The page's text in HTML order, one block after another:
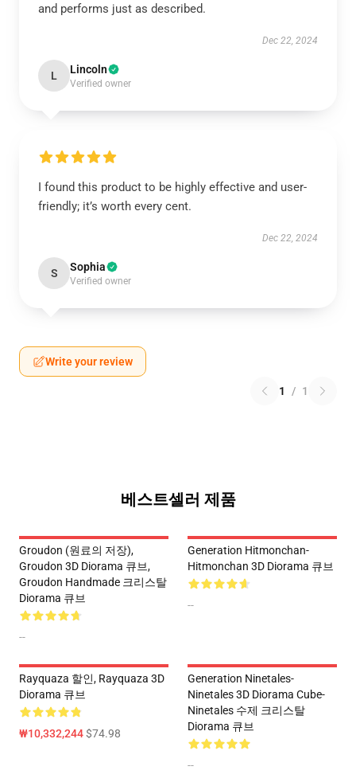
and performs just as described.
Dec 22, 2024
L Lincoln
Verified owner
I found this product to be highly effective and user-
friendly; it’s worth every cent.
Dec 22, 2024
S Sophia
Verified owner
Write your review
1 / 1
베스트셀러 제품
Groudon (원료의 저장),
Groudon 3D Diorama 큐브,
Groudon Handmade 크리스탈
Diorama 큐브
--
Generation Hitmonchan-
Hitmonchan 3D Diorama 큐브
--
Rayquaza 할인, Rayquaza 3D
Diorama 큐브
₩10,332,244$74.98
Generation Ninetales-
Ninetales 3D Diorama Cube-
Ninetales 수제 크리스탈
Diorama 큐브
--